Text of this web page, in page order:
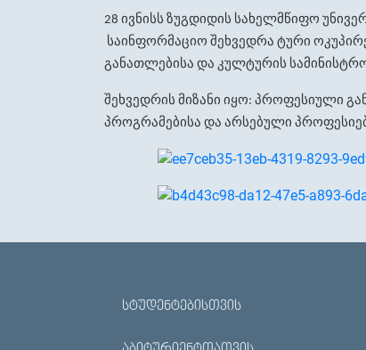
28 ივნისს ზუგდიდის სახელმწიფო
საინფორმაციო შეხვედრა ტური
განათლებისა და კულტურის
შეხვედრის მიზანი იყო: პროფესიული
პროგრამებისა და არსებული
ᲡᲢᲣᲓᲔᲜᲢᲔᲑᲘᲡᲗᲕᲘᲡ